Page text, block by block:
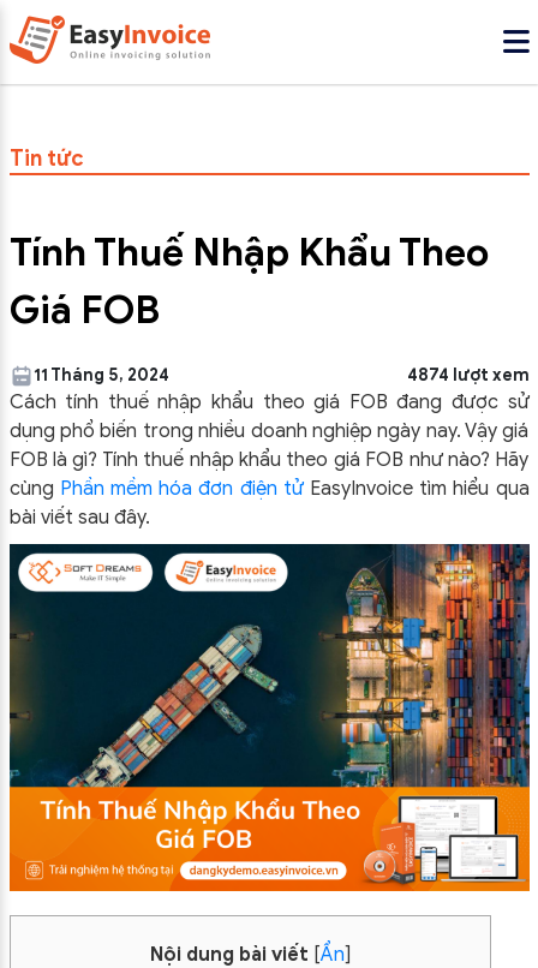
Tin tức
Tính Thuế Nhập Khẩu Theo
Giá FOB
11 Tháng 5, 2024 4874 lượt xem
Cách tính thuế nhập khẩu theo giá FOB đang được sử
dụng phổ biến trong nhiều doanh nghiệp ngày nay. Vậy giá
FOB là gì? Tính thuế nhập khẩu theo giá FOB như nào? Hãy
cùng Phần mềm hóa đơn điện tửEasyInvoice tìm hiểu qua
bài viết sau đây.
Nội dung bài viết [Ẩn]